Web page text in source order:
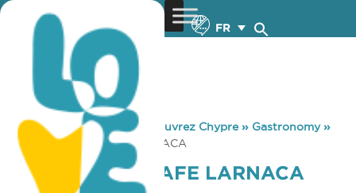
FR
You are here: Home »Découvrez Chypre» Gastronomy»
MIKEL METRO CAFE LARNACA
MIKEL METRO CAFE LARNACA